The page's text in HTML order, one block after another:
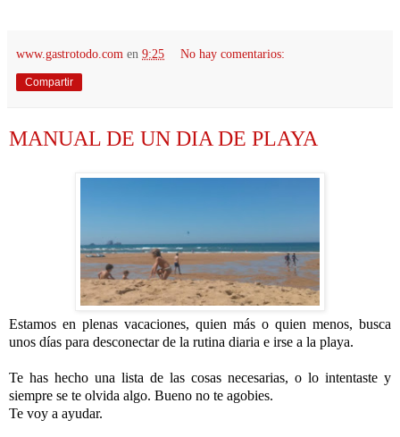
www.gastrotodo.com en 9:25 No hay comentarios:
Compartir
MANUAL DE UN DIA DE PLAYA
Estamos en plenas vacaciones, quien más o quien menos, busca
unos días para desconectar de la rutina diaria e irse a la playa.
Te has hecho una lista de las cosas necesarias, o lo intentaste y
siempre se te olvida algo. Bueno no te agobies.
Te voy a ayudar.